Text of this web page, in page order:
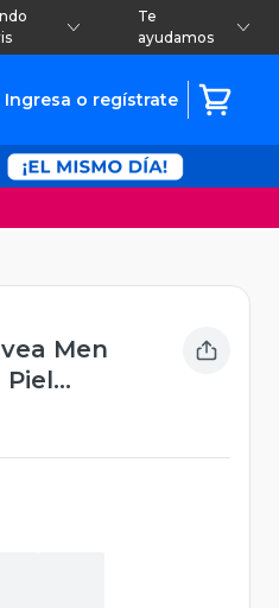
Te
ayudamos
Ingresa o regístrate
Men
Piel